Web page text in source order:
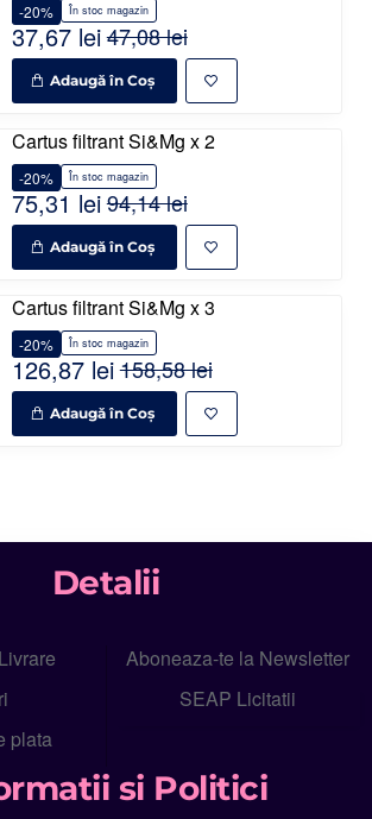
În stoc magazin
-20%
37,67 lei47,08 lei
Adaugă în Coş
Cartus filtrant Si&Mg x 2
În stoc magazin
-20%
75,31 lei94,14 lei
Adaugă în Coş
Cartus filtrant Si&Mg x 3
În stoc magazin
-20%
126,87 lei158,58 lei
Adaugă în Coş
Detalii
plata
Aboneaza-te la Newsletter
SEAP Licitatii
si Politici